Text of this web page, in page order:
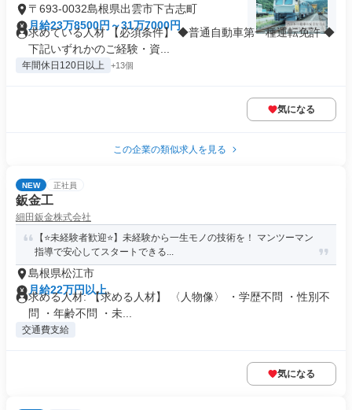
〒693-0032島根県出雲市下古志町
月給23万8500円～31万7000円
求めている人材 【必須条件】 ◆普通自動車第一種運転免許 ◆
下記いずれかのご経験・資...
年間休日120日以上 +13個
気になる
この企業の類似求人を見る
NEW 正社員
鈑金工
細田鈑金株式会社
【⭐未経験者歓迎⭐】未経験から一生モノの技術を！ マンツーマン
指導で安心してスタートできる...
島根県松江市
月給22万円以上
求める人材: 【求める人材】 〈人物像〉 ・学歴不問 ・性別不
問 ・年齢不問 ・未...
交通費支給
気になる